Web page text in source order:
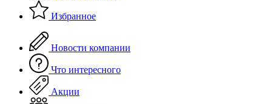
Избранное
Новости компании
Что интересного
Акции